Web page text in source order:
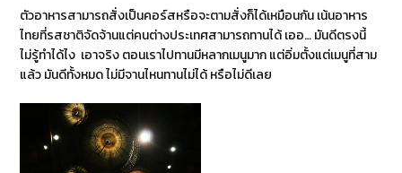
ตัวอาหารสามารถสั่งเป็นคอร์สหรือจะตามสั่งก็ได้เหมือนกัน เน้นอาหาร
ไทยที่รสชาติจัดจ้านแต่คนต่างประเทศสามารถทานได้ เออ… มันดีตรงนี้
ไม่รู้ทำได้ไง เอาจริง ตอนเราไปทานมีหลากเมนูมาก แต่อิ่มตั้งแต่เมนูที่สาม
แล้ว มันดีทั้งหมด ไม่มีจานไหนทานไม่ได้ หรือไม่ดีเลย